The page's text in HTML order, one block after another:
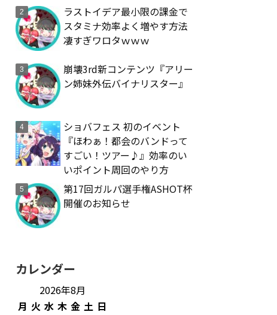
ラストイデア最小限の課金で
スタミナ効率よく増やす方法
凄すぎワロタｗｗｗ
崩壊3rd新コンテンツ『アリー
ン姉妹外伝バイナリスター』
ショバフェス 初のイベント
『ほわぁ！都会のバンドって
すごい！ツアー♪』効率のい
いポイント周回のやり方
第17回ガルパ選手権ASHOT杯
開催のお知らせ
カレンダー
2026年8月
月 火 水 木 金 土 日